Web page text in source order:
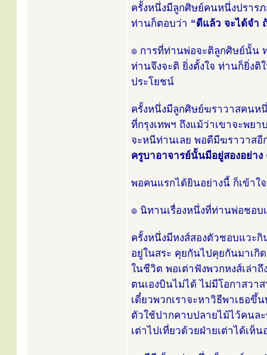
ครั้งหนึ่งมีลูกศิษย์คนหนึ่งปราร
ท่านก็ตอบว่า “ดีแล้ว จะได้จำ
๏ การที่ท่านพ่อจะติลูกศิษย์นั้น
ท่านจึงจะติ ยิ่งตั้งใจ ท่านก็ยิ่ง
ประโยชน์
ครั้งหนึ่งมีลูกศิษย์ฆราวาสคนห
ที่กรุงเทพฯ ถึงแม้ว่าเขาจะพย
จะหนีท่านเลย พอดีมีฆราวาส
ครูบาอาจารย์นั้นมีอยู่สองอย่าง
พอคนแรกได้ยินอย่างนี้ ก็เข้า
๏ นิทานเรื่องหนึ่งที่ท่านพ่อชอบเ
ครั้งหนึ่งมีหงส์สองตัวชอบแวะ
อยู่ในสระ คุยกันไปคุยกันมาเกิ
ในชีวิต พอเต่าฟังพวกหงส์เล่า
ตนเองบินไม่ได้ ไม่มีโอกาสวา
เดี๋ยวพวกเราจะหาวิธีพาเธอขึ้
ตัวใช้ปากคาบปลายไม้ไว้คนล
เต่าไปเที่ยวด้วยฝ่ายเต่าได้เห็